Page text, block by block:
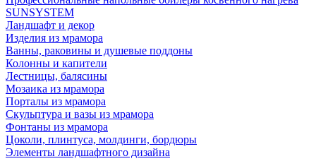
SUNSYSTEM
Ландшафт и декор
Изделия из мрамора
Ванны, раковины и душевые поддоны
Колонны и капители
Лестницы, балясины
Мозаика из мрамора
Порталы из мрамора
Скульптура и вазы из мрамора
Фонтаны из мрамора
Цоколи, плинтуса, молдинги, бордюры
Элементы ландшафтного дизайна